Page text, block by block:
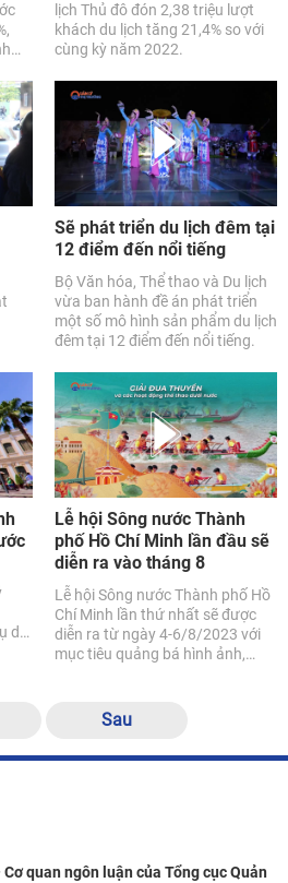
lịch Thủ đô đón 2,38 triệu lượt
khách du lịch tăng 21,4% so với
cùng kỳ năm 2022.
Sẽ phát triển du lịch đêm tại
12 điểm đến nổi tiếng
Bộ Văn hóa, Thể thao và Du lịch
vừa ban hành đề án phát triển
một số mô hình sản phẩm du lịch
đêm tại 12 điểm đến nổi tiếng.
du
Lễ hội Sông nước Thành
phố Hồ Chí Minh lần đầu sẽ
diễn ra vào tháng 8
Lễ hội Sông nước Thành phố Hồ
Chí Minh lần thứ nhất sẽ được
diễn ra từ ngày 4-6/8/2023 với
mục tiêu quảng bá hình ảnh,
thực đặc trưng của Thành phố.
Sau
quan ngôn luận của Tổng cục Quản